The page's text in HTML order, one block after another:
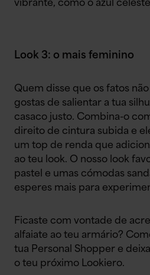
vibrante, como o azul
Look 3: o mais feminino
Quem disse que os fatos
gostas de salientar a tua
casaco justo. Combina-o
direito de cintura subida e
um top de renda que
ao teu look. O nosso look
pastel e umas cómodas
esperes mais para
Ficaste com vontade de
alfaiate ao teu armário?
tua Personal Shopper e
o teu próximo Lookiero.